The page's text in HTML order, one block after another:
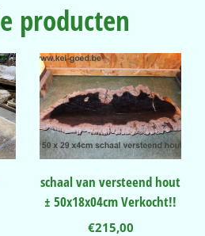
producten
schaal van versteend hout
± 50x18x04cm Verkocht!!
€215,00